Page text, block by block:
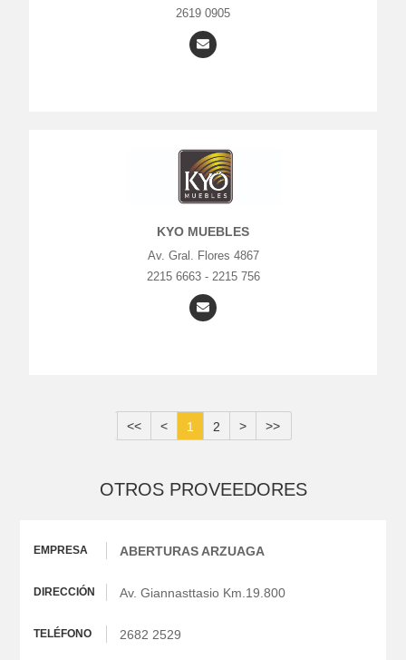
2619 0905
KYO MUEBLES
Av. Gral. Flores 4867
2215 6663 - 2215 756
<< < 1 2 > >>
OTROS PROVEEDORES
ABERTURAS ARZUAGA
Av. Giannasttasio Km.19.800
2682 2529